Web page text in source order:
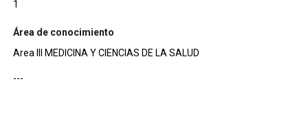
1
Área de conocimiento
Area III MEDICINA Y CIENCIAS DE LA SALUD
---